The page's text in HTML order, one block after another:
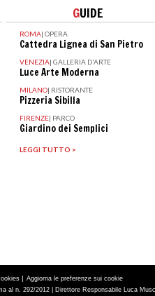
GUIDE
ROMA| OPERA
Cattedra Lignea di San Pietro
VENEZIA| GALLERIA D'ARTE
Luce Arte Moderna
MILANO| RISTORANTE
Pizzeria Sibilla
FIRENZE| PARCO
Giardino dei Semplici
LEGGI TUTTO >
| Aggiorna le preferenze sui cookie
al n. 292/2012 | Direttore Responsabile Luca